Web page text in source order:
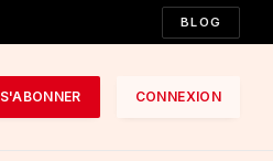
BLOG
S'ABONNER CONNEXION